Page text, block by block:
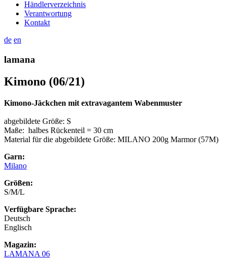
Händlerverzeichnis
Verantwortung
Kontakt
de en
lamana
Kimono (06/21)
Kimono-Jäckchen mit extravagantem Wabenmuster
abgebildete Größe: S
Maße: halbes Rückenteil = 30 cm
Material für die abgebildete Größe: MILANO 200g Marmor (57M)
Garn:
Milano
Größen:
S/M/L
Verfügbare Sprache:
Deutsch
Englisch
Magazin:
LAMANA 06